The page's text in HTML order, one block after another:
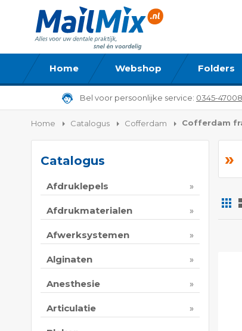
Home Webshop Folders
Bel voor persoonlijke service: 0345-
Home Catalogus Cofferdam Cofferdam
Catalogus
Afdruklepels
Afdrukmaterialen
Afwerksystemen
Alginaten
Anesthesie
Articulatie